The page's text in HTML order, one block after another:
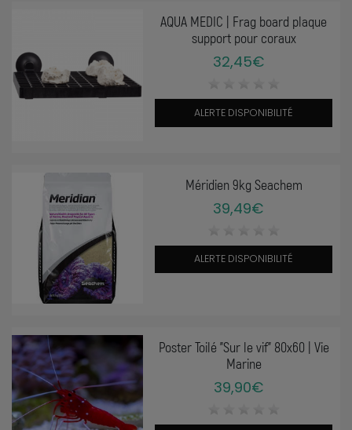
AQUA MEDIC | Frag board plaque
support pour coraux
32,45€
ALERTE DISPONIBILITÉ
Méridien 9kg Seachem
39,49€
ALERTE DISPONIBILITÉ
Poster Toilé "Sur le vif" 80x60 | Vie
Marine
39,90€